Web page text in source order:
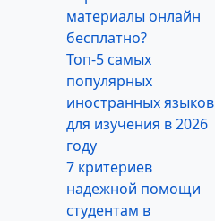
материалы онлайн
бесплатно?
Топ-5 самых
популярных
иностранных языков
для изучения в 2026
году
7 критериев
надежной помощи
студентам в